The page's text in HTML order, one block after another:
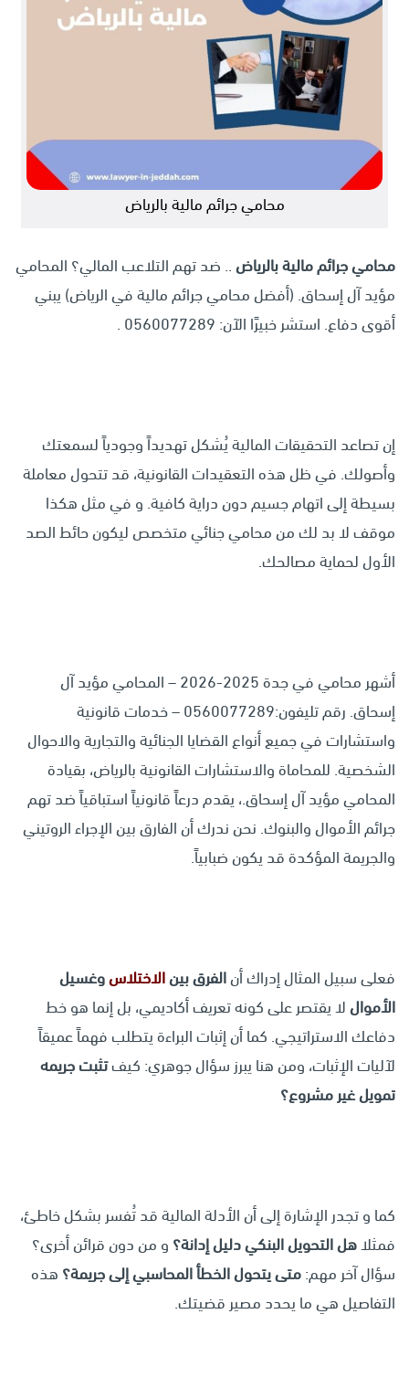
محامي جرائم مالية بالرياض
محامي جرائم مالية بالرياض.. ضد تهم التلاعب المالي؟ المحامي
مؤيد آل إسحاق. (أفضل محامي جرائم مالية في الرياض) يبني
أقوى دفاع. استشر خبيرًا الآن: 0560077289 .
إن تصاعد التحقيقات المالية يُشكل تهديداً وجودياً لسمعتك
وأصولك. في ظل هذه التعقيدات القانونية، قد تتحول معاملة
بسيطة إلى اتهام جسيم دون دراية كافية. و في مثل هكذا
موقف لا بد لك من محامي جنائي متخصص ليكون حائط الصد
الأول لحماية مصالحك.
أشهر محامي في جدة 2025-2026 – المحامي مؤيد آل
إسحاق. رقم تليفون:0560077289 – خدمات قانونية
واستشارات في جميع أنواع القضايا الجنائية والتجارية والاحوال
الشخصية. للمحاماة والاستشارات القانونية بالرياض، بقيادة
المحامي مؤيد آل إسحاق.، يقدم درعاً قانونياً استباقياً ضد تهم
جرائم الأموال والبنوك. نحن ندرك أن الفارق بين الإجراء الروتيني
والجريمة المؤكدة قد يكون ضبابياً.
فعلى سبيل المثال إدراك أنالفرق بينالاختلاسوغسيل
الأمواللا يقتصر على كونه تعريف أكاديمي، بل إنما هو خط
دفاعك الاستراتيجي. كما أن إثبات البراءة يتطلب فهماً عميقاً
لآليات الإثبات، ومن هنا يبرز سؤال جوهري: كيفتثبت جريمه
تمويل غير مشروع؟
كما و تجدر الإشارة إلى أن الأدلة المالية قد تُفسر بشكل خاطئ،
فمثلاهل التحويل البنكي دليل إدانة؟ و من دون قرائن أخرى؟
سؤال آخر مهم:متى يتحول الخطأ المحاسبي إلى جريمة؟ هذه
التفاصيل هي ما يحدد مصير قضيتك.